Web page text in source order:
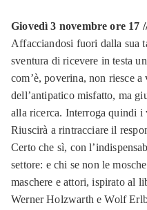
Giovedì 3 novembre ore 17
Affacciandosi fuori dalla sua
sventura di ricevere in testa
com’è, poverina, non riesce
dell’antipatico misfatto, ma
alla ricerca. Interroga quindi
Riuscirà a rintracciare il
Certo che sì, con
settore: e chi se non le
maschere e attori, ispirato al
Werner Holzwarth e Wolf